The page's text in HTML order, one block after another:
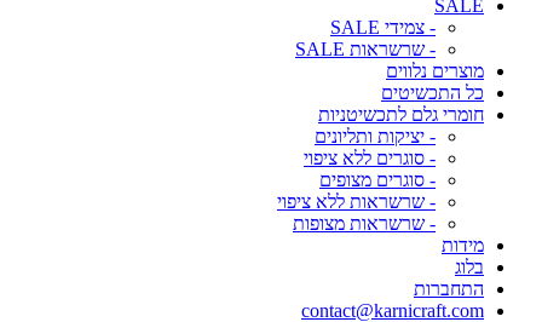
SALE
- צמידי SALE
- שרשראות SALE
מוצרים נלווים
כל התכשיטים
חומרי גלם לתכשיטניות
- יציקות ותליונים
- סוגרים ללא ציפוי
- סוגרים מצופים
- שרשראות ללא ציפוי
- שרשראות מצופות
מידות
בלוג
התחברות
contact@karnicraft.com